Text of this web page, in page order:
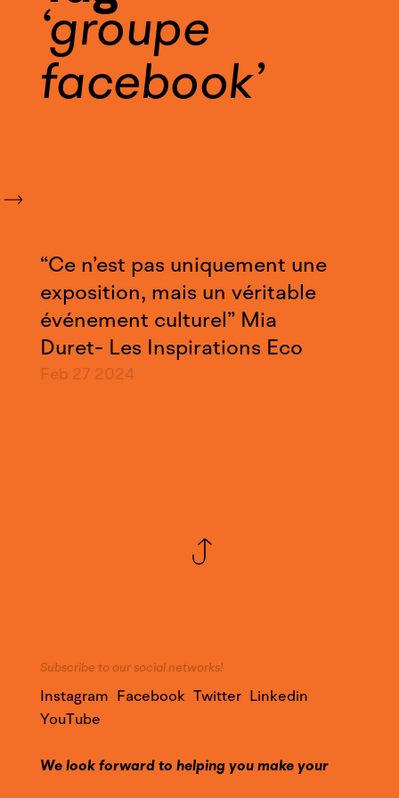
groupe
facebook
“Ce n’est pas uniquement une
exposition, mais un véritable
événement culturel” Mia
Duret- Les Inspirations Eco
Feb 27 2024
Subscribe to our social networks!
Instagram Facebook Twitter Linkedin
YouTube
We look forward to helping you make your